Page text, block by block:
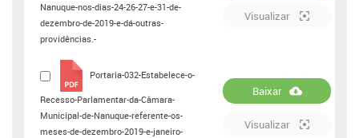
Nanuque-nos-dias-24-26-27-e-31-de-
dezembro-de-2019-e-dá-outras-
providências.-
Visualizar
Portaria-032-Estabelece-o-
Recesso-Parlamentar-da-Câmara-
Municipal-de-Nanuque-referente-os-
meses-de-dezembro-2019-e-janeiro-
Baixar
Visualizar